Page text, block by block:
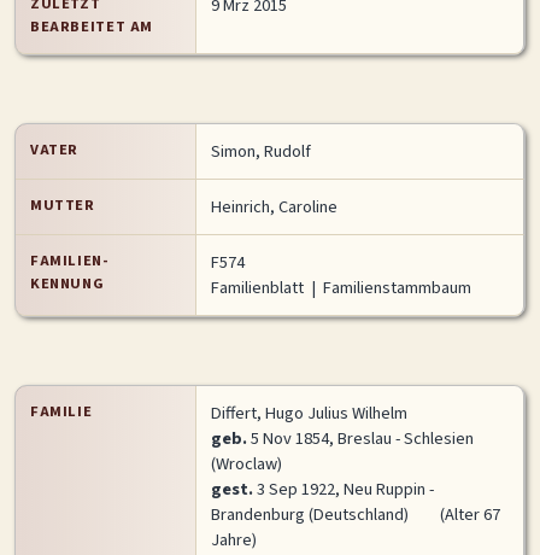
BEARBEITET AM
9 Mrz 2015
VATER Simon, Rudolf
MUTTER Heinrich, Caroline
FAMILIEN-
KENNUNG
F574
Familienblatt | Familienstammbaum
FAMILIE
Differt, Hugo Julius Wilhelm
geb.5 Nov 1854, Breslau - Schlesien
(Wroclaw)
gest.3 Sep 1922, Neu Ruppin -
Brandenburg (Deutschland)
(Alter 67
Jahre)